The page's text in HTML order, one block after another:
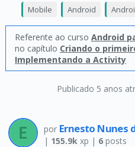
Publicado 5 anos
Mobile Android
Referente ao curso Android
no capítulo Criando o
Implementando a Activity
por Ernesto Nunes
| 155.9kxp | 6posts